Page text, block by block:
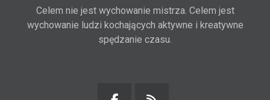
Celem nie jest wychowanie mistrza. Celem jest
wychowanie ludzi kochających aktywne i kreatywne
spędzanie czasu.